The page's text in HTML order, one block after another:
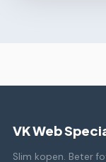
VK Web
Slim kopen. Beter